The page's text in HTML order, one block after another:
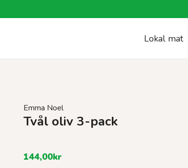
Lokal mat
Emma Noel
Tvål oliv 3-pack
144,00kr